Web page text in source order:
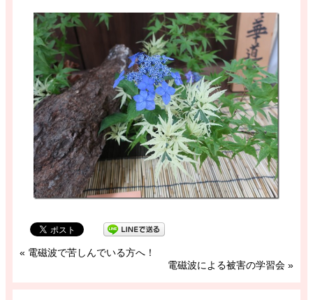
« 電磁波で苦しんでいる方へ！
電磁波による被害の学習会 »